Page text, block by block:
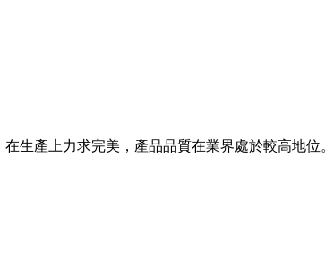
生產上力求完美，產品品質在業界處於較高地位